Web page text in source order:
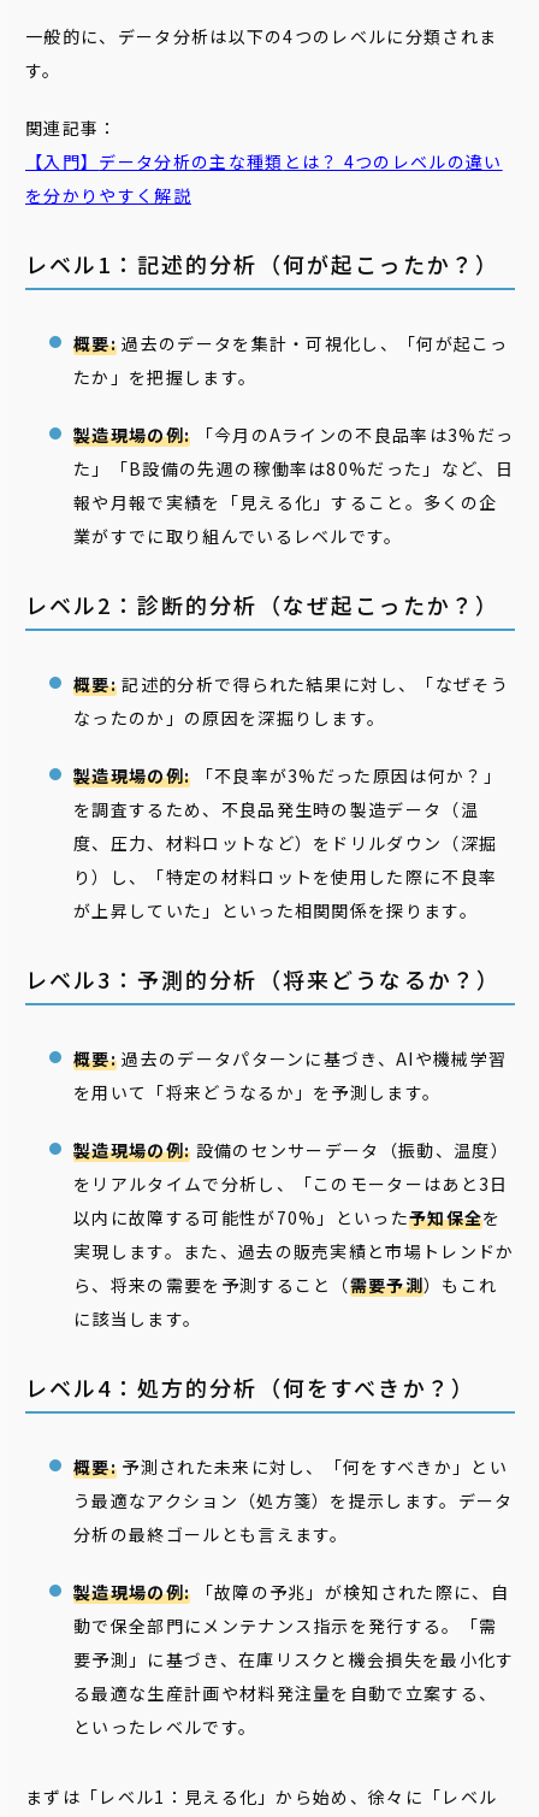
一般的に、データ分析は以下の4つのレベルに分類されま
す。
関連記事：
【入門】 データ分析の主な種類 とは？ 4つのレベルの違い
を分かりやすく解説
レベル1：記述的分析（何が起こったか？）
概要:過去のデータを集計・可視化し、「何が起こっ
たか」を把握します。
製造現場の例: 「今月のAラインの不良品率は3%だっ
た」「B設備の先週の稼働率は80%だった」など、日
報や月報で実績を「見える化」すること。多くの企
業がすでに取り組んでいるレベルです。
レベル2：診断的分析（なぜ起こったか？）
概要:記述的分析で得られた結果に対し、「なぜそう
なったのか」の原因を深掘りします。
製造現場の例: 「不良率が3%だった原因は何か？」
を調査するため、不良品発生時の製造データ（温
度、圧力、材料ロットなど）をドリルダウン（深掘
り）し、「特定の材料ロットを使用した際に不良率
が上昇していた」といった相関関係を探ります。
レベル3：予測的分析（将来どうなるか？）
概要:過去のデータパターンに基づき、AIや機械学習
を用いて「将来どうなるか」を予測します。
製造現場の例: 設備のセンサーデータ（振動、温度）
をリアルタイムで分析し、「このモーターはあと3日
以内に故障する可能性が70%」といった予知保全を
実現します。また、過去の販売実績と市場トレンドか
ら、将来の需要を予測すること（需要予測）もこれ
に該当します。
レベル4：処方的分析（何をすべきか？）
概要:予測された未来に対し、「何をすべきか」とい
う最適なアクション（処方箋）を提示します。データ
分析の最終ゴールとも言えます。
製造現場の例: 「故障の予兆」が検知された際に、自
動で保全部門にメンテナンス指示を発行する。「需
要予測」に基づき、在庫リスクと機会損失を最小化す
る最適な生産計画や材料発注量を自動で立案する、
といったレベルです。
まずは「レベル1：見える化」から始め、徐々に「レベル